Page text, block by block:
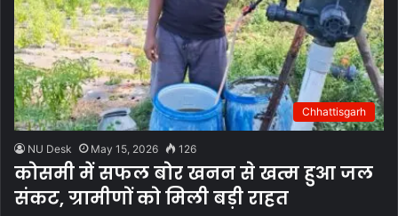
Chhattisgarh
NU Desk May 15, 2026 126
कोसमी में सफल बोर खनन से खत्म हुआ जल
संकट, ग्रामीणों को मिली बड़ी राहत